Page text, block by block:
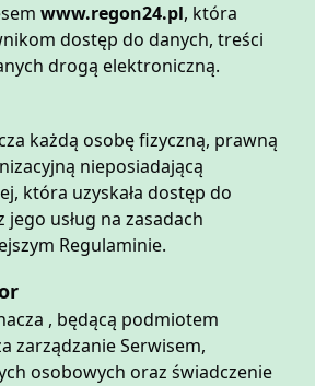
www.regon24.pl, która
dostęp do danych, treści
drogą elektroniczną.
każdą osobę fizyczną, prawną
nieposiadającą
która uzyskała dostęp do
usług na zasadach
Regulaminie.
, będącą podmiotem
zarządzanie Serwisem,
osobowych oraz świadczenie